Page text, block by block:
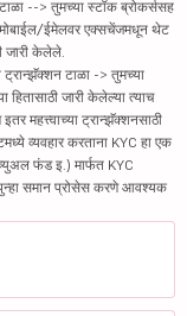
--> तुमच्या स्टॉक ब्रोकर्ससह
मोबाईल/ईमेलवर एक्सचेंजमधून थेट
जारी केलेले.
टाळा -> तुमच्या
हितासाठी जारी केलेल्या त्याच
महत्त्वाच्या ट्रान्झॅक्शनसाठी
व्यवहार करताना KYC हा एक
फंड इ.) मार्फत KYC
पुन्हा समान प्रोसेस करणे आवश्यक